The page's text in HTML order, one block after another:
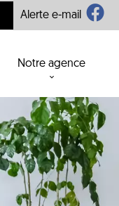
Alerte e-mail
Notre agence